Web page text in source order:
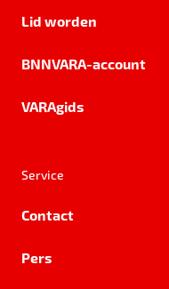
Lid worden
BNNVARA-account
VARAgids
Service
Contact
Pers